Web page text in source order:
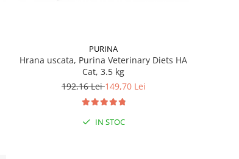
PURINA
Hrana uscata, Purina Veterinary Diets HA
Cat, 3.5 kg
192,16 Lei149,70 Lei
IN STOC